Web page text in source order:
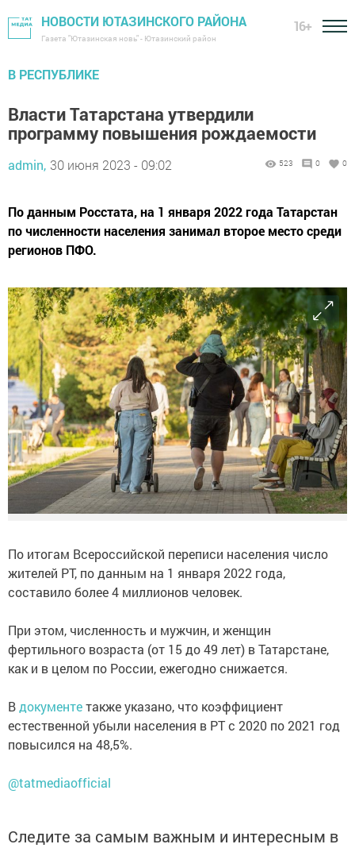
НОВОСТИ ЮТАЗИНСКОГО РАЙОНА
Газета "Ютазинская новь" - Ютазинский район
16+
В РЕСПУБЛИКЕ
Власти Татарстана утвердили
программу повышения рождаемости
admin, 30 июня 2023 - 09:02 523 0 0
По данным Росстата, на 1 января 2022 года Татарстан
по численности населения занимал второе место среди
регионов ПФО.
По итогам Всероссийской переписи населения число
жителей РТ, по данным на 1 января 2022 года,
составило более 4 миллионов человек.
При этом, численность и мужчин, и женщин
фертильного возраста (от 15 до 49 лет) в Татарстане,
как и в целом по России, ежегодно снижается.
Вдокументетакже указано, что коэффициент
естественной убыли населения в РТ с 2020 по 2021 год
повысился на 48,5%.
@tatmediaofficial
Следите за самым важным и интересным в